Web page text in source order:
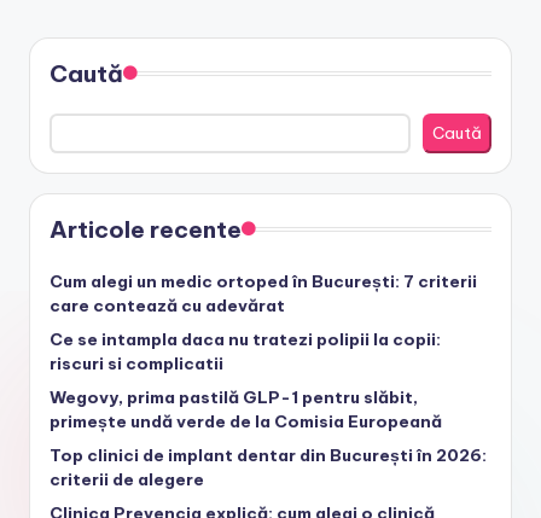
Caută
Caută
Articole recente
Cum alegi un medic ortoped în București: 7 criterii
care contează cu adevărat
Ce se intampla daca nu tratezi polipii la copii:
riscuri si complicatii
Wegovy, prima pastilă GLP-1 pentru slăbit,
primește undă verde de la Comisia Europeană
Top clinici de implant dentar din București în 2026:
criterii de alegere
Clinica Prevencia explică: cum alegi o clinică